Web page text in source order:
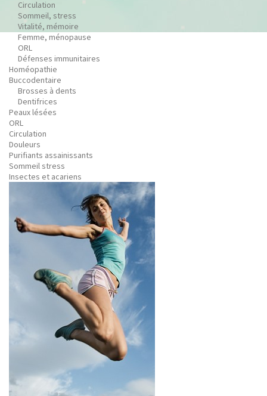
Circulation
Sommeil, stress
Vitalité, mémoire
Femme, ménopause
ORL
Défenses immunitaires
Homéopathie
Buccodentaire
Brosses à dents
Dentifrices
Peaux lésées
ORL
Circulation
Douleurs
Purifiants assainissants
Sommeil stress
Insectes et acariens